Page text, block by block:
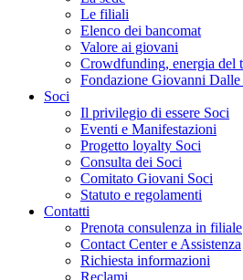
Le filiali
Elenco dei bancomat
Valore ai giovani
Crowdfunding, energia del
Fondazione Giovanni
Soci
Il privilegio di essere Soci
Eventi e Manifestazioni
Progetto loyalty Soci
Consulta dei Soci
Comitato Giovani Soci
Statuto e regolamenti
Contatti
Prenota consulenza in filiale
Contact Center e Assistenza
Richiesta informazioni
Reclami